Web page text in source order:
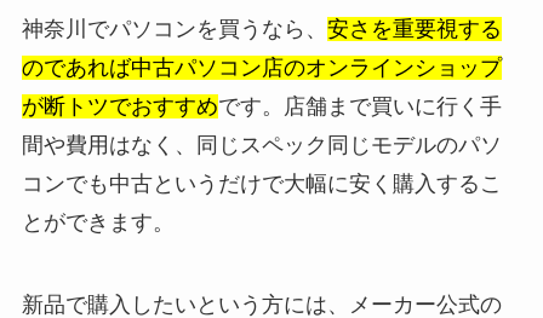
神奈川でパソコンを買うなら、 安さを重要視する
のであれば中古パソコン店のオンラインショップ
が断トツでおすすめです。店舗まで買いに行く手
間や費用はなく、同じスペック同じモデルのパソ
コンでも中古というだけで大幅に安く購入するこ
とができます。
新品で購入したいという方には、メーカー公式の